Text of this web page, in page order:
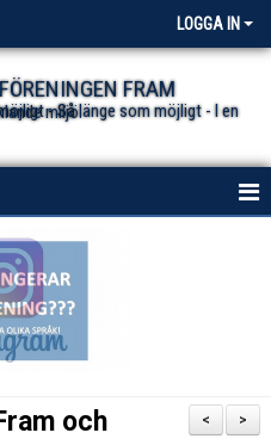
LOGGA IN
FRAM
en trygg och utvecklande miljö.
>
<
och